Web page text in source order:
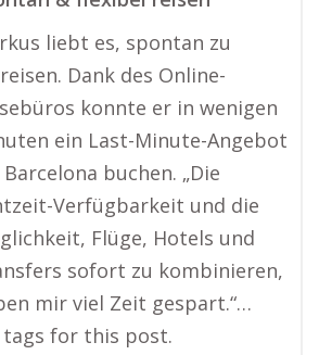
liebt es, spontan zu
Dank des Online-
konnte er in wenigen
ein Last-Minute-Angebot
buchen. „Die
Verfügbarkeit und die
Flüge, Hotels und
sofort zu kombinieren,
mir viel Zeit gespart.“…
tags for this post.